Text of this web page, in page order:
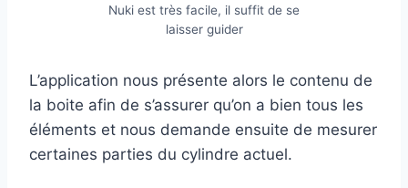
Nuki est très facile, il suffit de se
laisser guider
L’application nous présente alors le contenu de
la boite afin de s’assurer qu’on a bien tous les
éléments et nous demande ensuite de mesurer
certaines parties du cylindre actuel.